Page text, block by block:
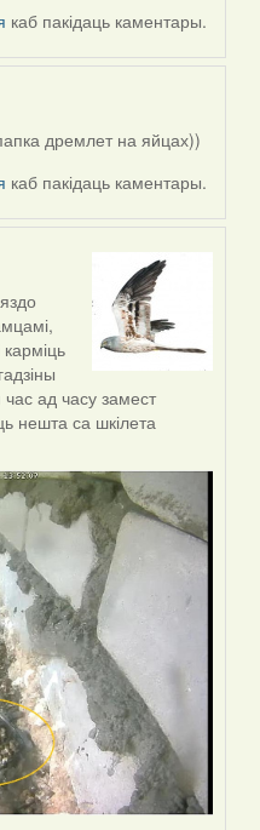
каб пакідаць каментары.
дремлет на яйцах))
каб пакідаць каментары.
час ад часу замест
нешта са шкілета